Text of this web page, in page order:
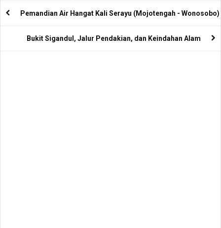
Pemandian Air Hangat Kali Serayu (Mojotengah - Wonosobo)
Bukit Sigandul, Jalur Pendakian, dan Keindahan Alam